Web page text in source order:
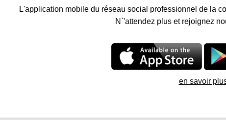
L'application mobile du réseau social professionnel de la
N`'attendez plus et rejoignez
en savoir